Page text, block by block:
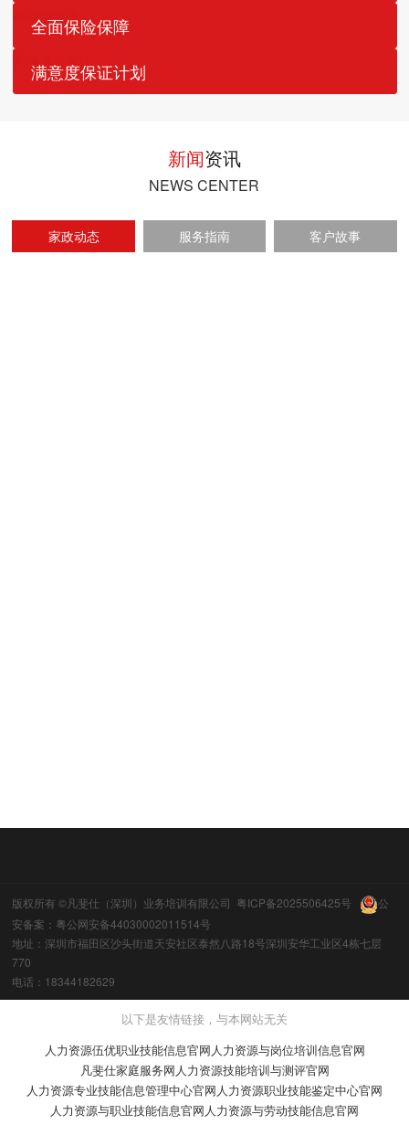
Rigorous Verification
24/7 Support
保险保障
全面保险保障
满意保证
Satisfaction Guarantee
满意度保证计划
新闻资讯
NEWS CENTER
家政动态 服务指南 客户故事
版权所有 ©凡斐仕（深圳）业务培训有限公司粤ICP备2025506425号
公
安备案：粤公网安备44030002011514号
地址：深圳市福田区沙头街道天安社区泰然八路18号深圳安华工业区4栋七层
770
电话：18344182629
以下是友情链接，与本网站无关
人力资源伍优职业技能信息官网 人力资源与岗位培训信息官网
凡斐仕家庭服务网 人力资源技能培训与测评官网
人力资源专业技能信息管理中心官网 人力资源职业技能鉴定中心官网
人力资源与职业技能信息官网 人力资源与劳动技能信息官网